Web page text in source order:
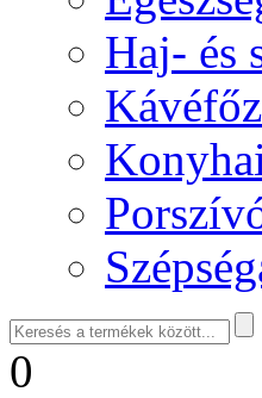
Haj- és
0